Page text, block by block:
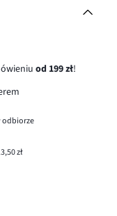
od 199 zł!
odbiorze
zł